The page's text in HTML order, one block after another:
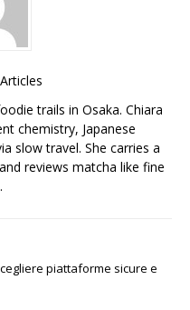
trails in Osaka. Chiara
chemistry, Japanese
slow travel. She carries a
reviews matcha like fine
piattaforme sicure e